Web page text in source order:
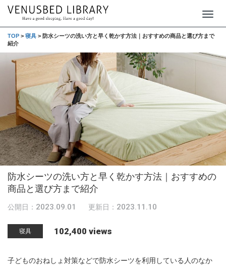
o
n
v
i
g
a
TOP > 寝具 > 防水シーツの洗い方と早く乾かす方法｜おすすめの商品と選び方まで
紹介
防水シーツの洗い方と早く乾かす方法｜おすすめの
商品と選び方まで紹介
公開日： 2023.09.01 更新日： 2023.11.10
寝具 102,400 views
子どものおねしょ対策などで防水シーツを利用している人のなか